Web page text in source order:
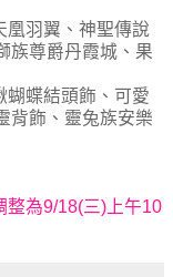
凰羽翼、神聖傳說
族尊爵丹霞城、果
蝴蝶結頭飾、可愛
背飾、靈兔族安樂
整為9/18(三)上午10